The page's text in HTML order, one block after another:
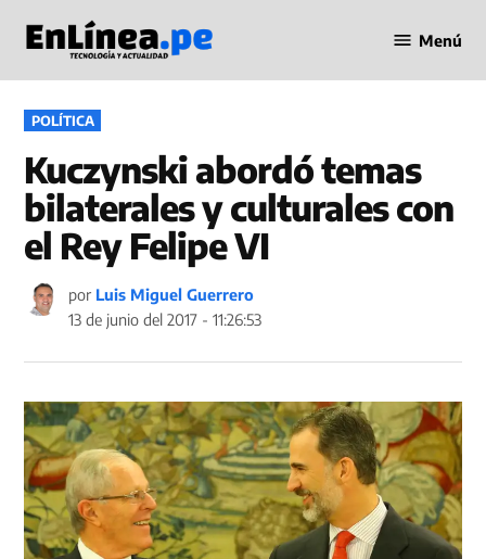
contenido
en Línea
Menú
PUBLICADO
EN
POLÍTICA
Kuczynski abordó temas
bilaterales y culturales con
el Rey Felipe VI
por Luis Miguel Guerrero
13 de junio del 2017 - 11:26:53